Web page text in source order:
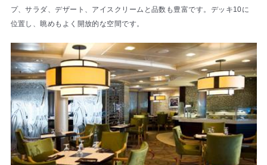
プ、サラダ、デザート、アイスクリームと品数も豊富です。デッキ10に
位置し、眺めもよく開放的な空間です。